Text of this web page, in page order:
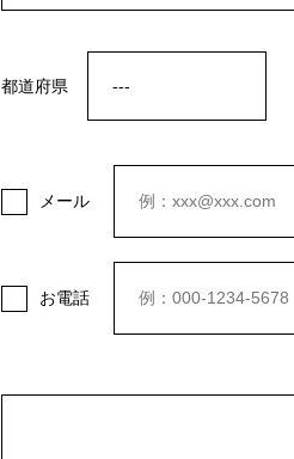
都道府県
メール
お電話